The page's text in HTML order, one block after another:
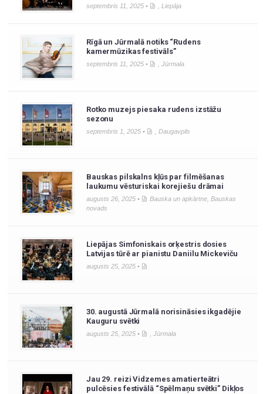
septembris 11, 2025 • , Liepāja
Rīgā un Jūrmalā notiks “Rudens
kamermūzikas festivāls”
septembris 11, 2025 • , Jūrmala
Rotko muzejs piesaka rudens izstāžu
sezonu
septembris 1, 2025 • , Daugavpils
Bauskas pilskalns kļūs par filmēšanas
laukumu vēsturiskai korejiešu drāmai
augusts 26, 2025 • Bauska un apkārtne, Bauskas
novads
Liepājas Simfoniskais orķestris dosies
Latvijas tūrē ar pianistu Daniilu Mickeviču
augusts 25, 2025 •
30. augustā Jūrmalā norisināsies ikgadējie
Kauguru svētki
augusts 25, 2025 • , Jūrmala
Jau 29. reizi Vidzemes amatierteātri
pulcēsies festivālā “Spēlmaņu svētki” Dikļos